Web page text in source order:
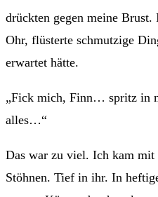
drückten gegen meine
Ohr, flüsterte schmutzige
erwartet hätte.
„Fick mich, Finn… spritz
alles…“
Das war zu viel. Ich kam mit
Stöhnen. Tief in ihr. In